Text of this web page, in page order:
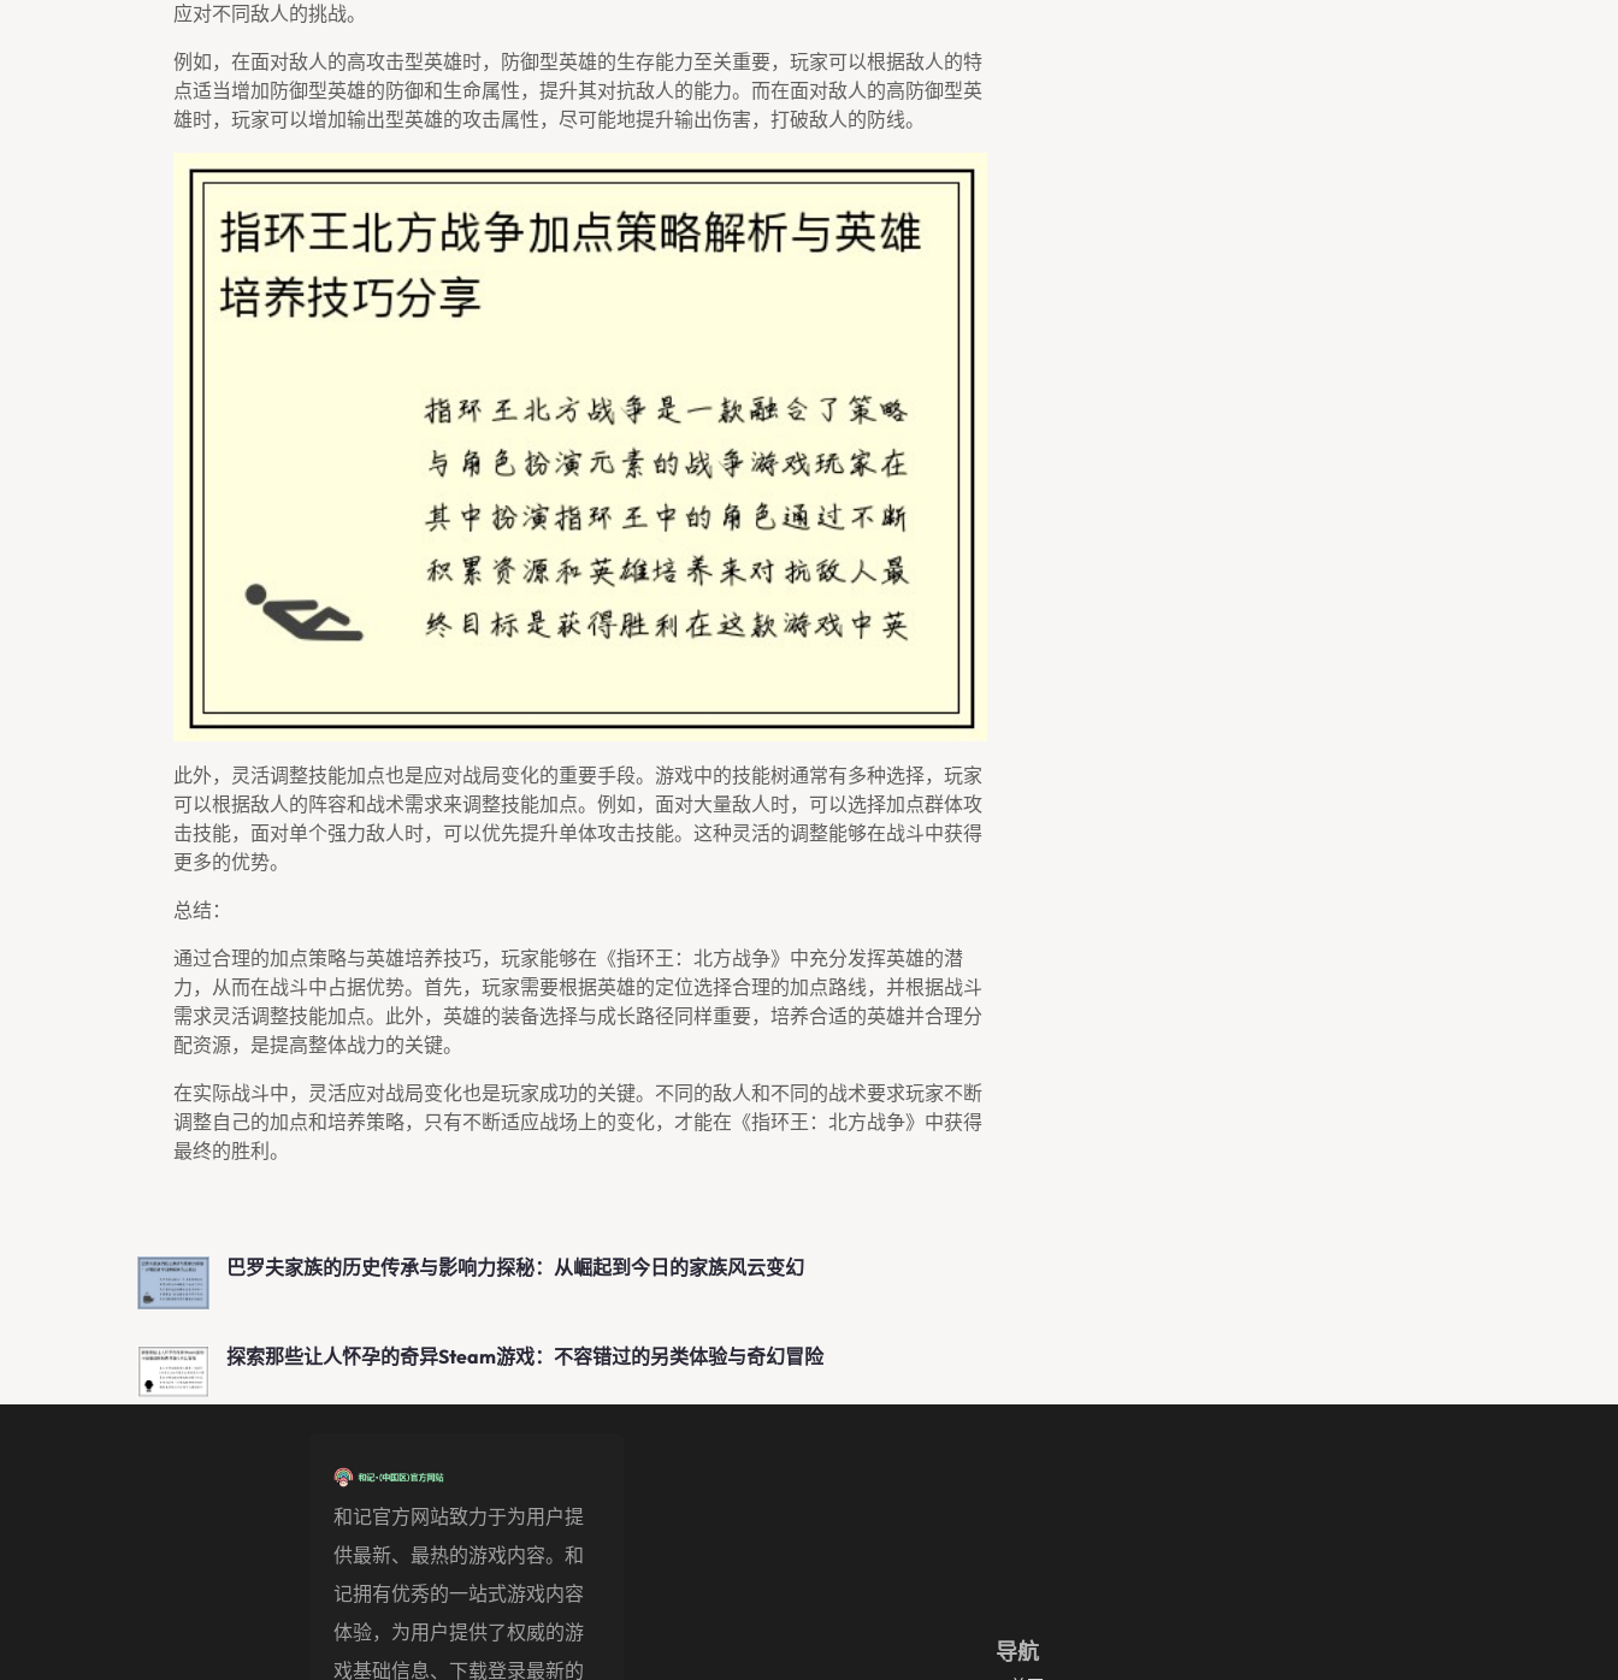
应对不同敌人的挑战。
例如，在面对敌人的高攻击型英雄时，防御型英雄的生存能力至关重要，玩家可以根据敌人的特
点适当增加防御型英雄的防御和生命属性，提升其对抗敌人的能力。而在面对敌人的高防御型英
雄时，玩家可以增加输出型英雄的攻击属性，尽可能地提升输出伤害，打破敌人的防线。
此外，灵活调整技能加点也是应对战局变化的重要手段。游戏中的技能树通常有多种选择，玩家
可以根据敌人的阵容和战术需求来调整技能加点。例如，面对大量敌人时，可以选择加点群体攻
击技能，面对单个强力敌人时，可以优先提升单体攻击技能。这种灵活的调整能够在战斗中获得
更多的优势。
总结：
通过合理的加点策略与英雄培养技巧，玩家能够在《指环王：北方战争》中充分发挥英雄的潜
力，从而在战斗中占据优势。首先，玩家需要根据英雄的定位选择合理的加点路线，并根据战斗
需求灵活调整技能加点。此外，英雄的装备选择与成长路径同样重要，培养合适的英雄并合理分
配资源，是提高整体战力的关键。
在实际战斗中，灵活应对战局变化也是玩家成功的关键。不同的敌人和不同的战术要求玩家不断
调整自己的加点和培养策略，只有不断适应战场上的变化，才能在《指环王：北方战争》中获得
最终的胜利。
巴罗夫家族的历史传承与影响力探秘：从崛起到今日的家族风云变幻
探索那些让人怀孕的奇异Steam游戏：不容错过的另类体验与奇幻冒险
和记官方网站致力于为用户提
供最新、最热的游戏内容。和
记拥有优秀的一站式游戏内容
体验，为用户提供了权威的游
戏基础信息、下载登录最新的
导航